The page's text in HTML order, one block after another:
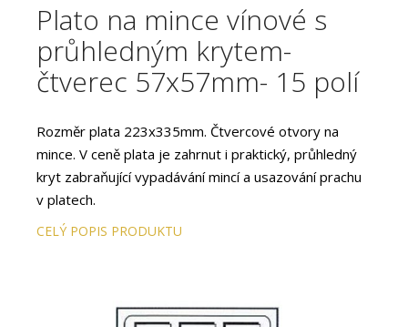
Plato na mince vínové s
průhledným krytem-
čtverec 57x57mm- 15 polí
Rozměr plata 223x335mm. Čtvercové otvory na
mince. V ceně plata je zahrnut i praktický, průhledný
kryt zabraňující vypadávání mincí a usazování prachu
v platech.
CELÝ POPIS PRODUKTU